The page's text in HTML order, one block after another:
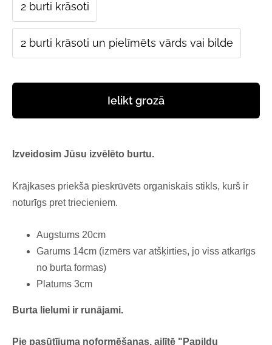
2 burti krāsoti
2 burti krāsoti un pielīmēts vārds vai bilde
Ielikt grozā
Izveidosim Jūsu izvēlēto burtu.
Krājkases priekšā pieskrūvēts organiskais stikls, kurš ir
noturīgs pret triecieniem.
Augstums 20cm
Garums 14cm (izmērs var atšķirties, jo viss atkarīgs
no burta formas)
Platums 3cm
Burta lielumi ir runājami.
Pie pasūtījuma noformēšanas, ailītē "Papildu